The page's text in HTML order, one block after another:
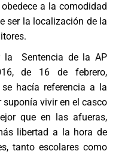
a la comodidad
ser la localización de la
la Sentencia de la AP
de 16 de febrero,
hacía referencia a la
vivir en el casco
que en las afueras,
libertad a la hora de
tanto escolares como